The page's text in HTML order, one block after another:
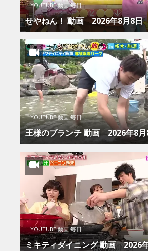
YOUTUBE 動画 毎日
せやねん！ 動画 2026年8月8日
YOUTUBE 動画 毎日
王様のブランチ 動画 2026年8
YOUTUBE 動画 毎日
ミキティダイニング 動画 2026